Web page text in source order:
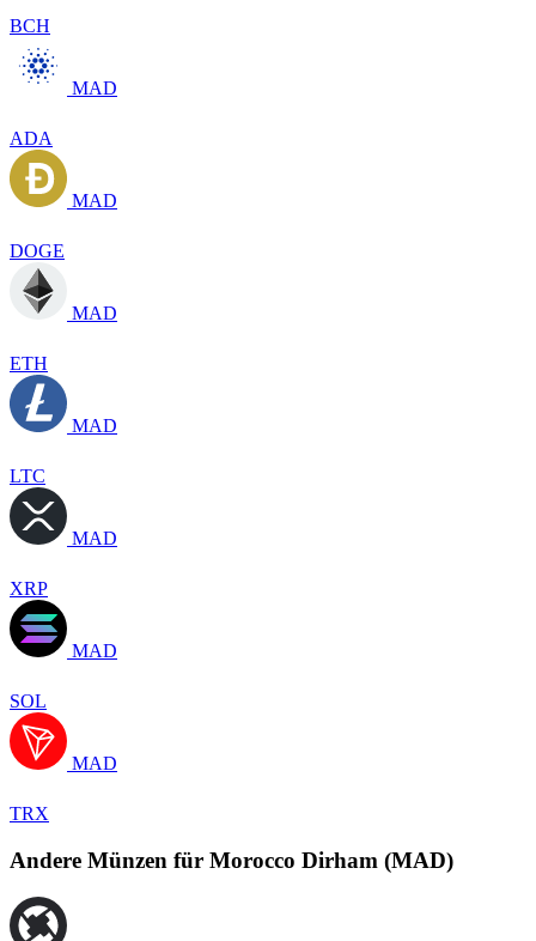
BCH
MAD
ADA
MAD
DOGE
MAD
ETH
MAD
LTC
MAD
XRP
MAD
SOL
MAD
TRX
Andere Münzen für Morocco Dirham (MAD)